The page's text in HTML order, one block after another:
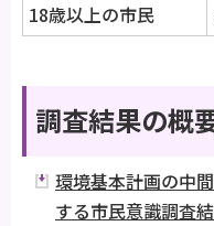
18歳以上の市民
調査結果の概
環境基本計画の中
する市民意識調査